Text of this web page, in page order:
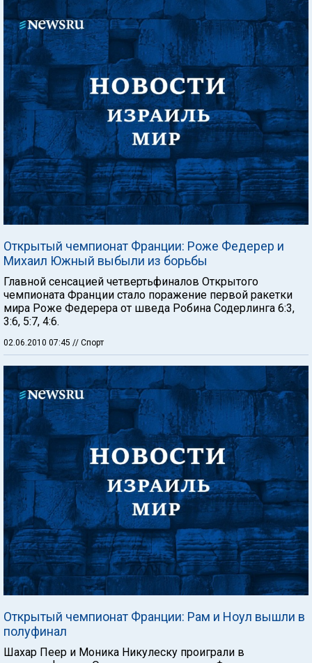
Открытый чемпионат Франции: Роже Федерер и
Михаил Южный выбыли из борьбы
Главной сенсацией четвертьфиналов Открытого
чемпионата Франции стало поражение первой ракетки
мира Роже Федерера от шведа Робина Содерлинга 6:3,
3:6, 5:7, 4:6.
02.06.2010 07:45 // Спорт
Открытый чемпионат Франции: Рам и Ноул вышли в
полуфинал
Шахар Пеер и Моника Никулеску проиграли в